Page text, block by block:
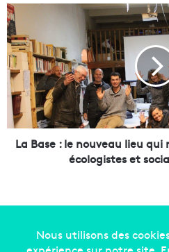
r
1
5
n
o
u
v
e
a
L
a
B
a
s
e
:
e
La Base : le nouveau lieu
écologistes et
Copyright © 2014-2022